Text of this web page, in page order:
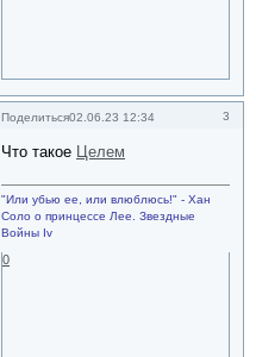
Поделиться 3
02.06.23 12:34
Что такое Целем
"Или убью ее, или влюблюсь!" - Хан
Соло о принцессе Лее. Звездные
Войны Iv
0